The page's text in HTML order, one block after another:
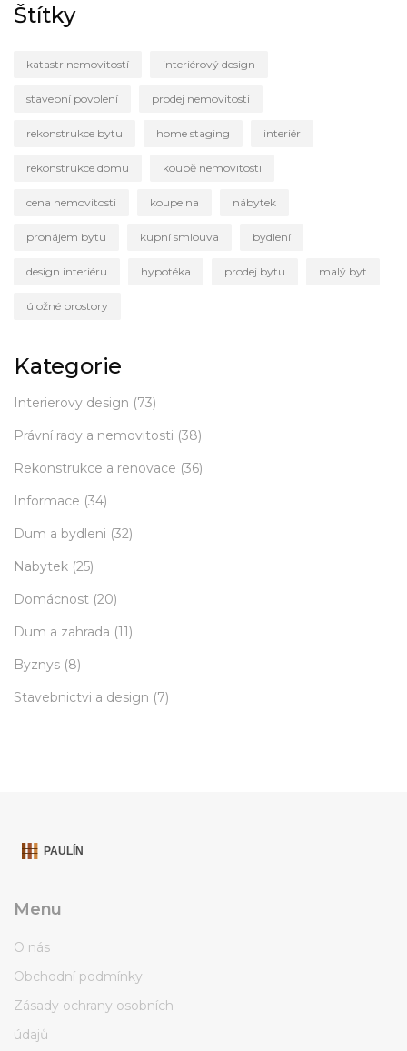
Štítky
katastr nemovitostí interiérový design
stavební povolení prodej nemovitosti
rekonstrukce bytu home staging interiér
rekonstrukce domu koupě nemovitosti
cena nemovitosti koupelna nábytek
pronájem bytu kupní smlouva bydlení
design interiéru hypotéka prodej bytu malý byt
úložné prostory
Kategorie
Interierovy design (73)
Právní rady a nemovitosti (38)
Rekonstrukce a renovace (36)
Informace (34)
Dum a bydleni (32)
Nabytek (25)
Domácnost (20)
Dum a zahrada (11)
Byznys (8)
Stavebnictvi a design (7)
Menu
O nás
Obchodní podmínky
Zásady ochrany osobních
údajů